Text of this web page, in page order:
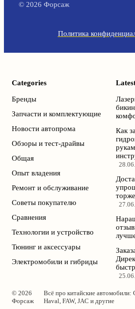
© 2026 Форсаж
Политика
Categories
Бренды
Запчасти и комплектующие
Новости автопрома
Обзоры и тест-драйвы
Общая
Опыт владения
Ремонт и обслуживание
Советы покупателю
Сравнения
Технологии и устройство
Тюнинг и аксессуары
Электромобили и гибриды
Как
© 2026
Форсаж
Всё про китайские автомобили:
Haval, FAW, JAC и другие